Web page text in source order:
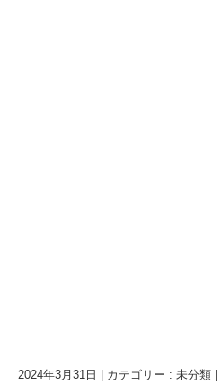
2024年3月31日 カテゴリー : 未分類